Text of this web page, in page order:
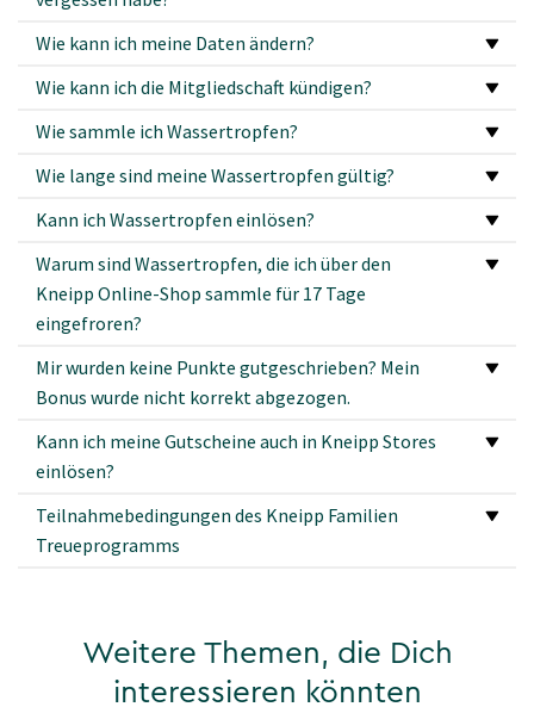
Wie kann ich meine Daten ändern?
Wie kann ich die Mitgliedschaft kündigen?
Wie sammle ich Wassertropfen?
Wie lange sind meine Wassertropfen gültig?
Kann ich Wassertropfen einlösen?
Warum sind Wassertropfen, die ich über den
Kneipp Online-Shop sammle für 17 Tage
eingefroren?
Mir wurden keine Punkte gutgeschrieben? Mein
Bonus wurde nicht korrekt abgezogen.
Kann ich meine Gutscheine auch in Kneipp Stores
einlösen?
Teilnahmebedingungen des Kneipp Familien
Treueprogramms
Weitere Themen, die Dich
interessieren könnten